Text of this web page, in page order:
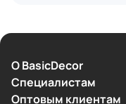
О BasicDecor
Cпециалистам
Оптовым клиентам